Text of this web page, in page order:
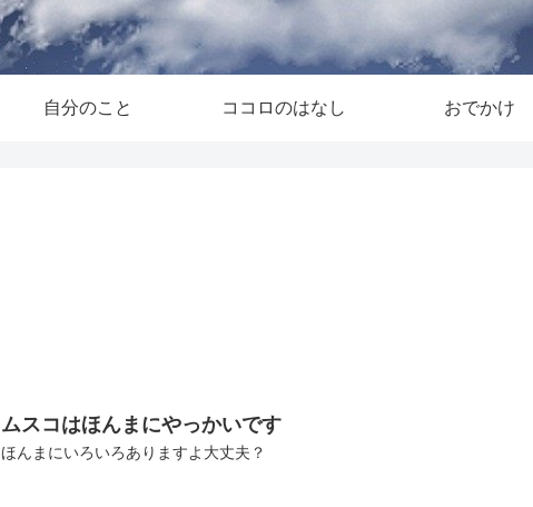
自分のこと ココロのはなし おでかけ
ムスコはほんまにやっかいです
ほんまにいろいろありますよ大丈夫？